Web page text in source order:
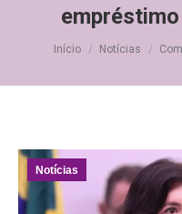
Você está aqui:
Início Notícias
Notícias